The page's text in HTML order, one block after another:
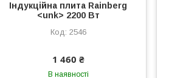
Індукційна плита Rainberg
<unk> 2200 Вт
2546
1 460 ₴
В наявності